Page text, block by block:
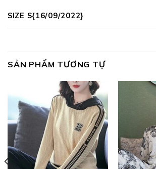
SIZE S{16/09/2022}
SẢN PHẨM TƯƠNG TỰ